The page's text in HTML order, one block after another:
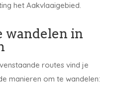
het Aakvlaaigebied.
wandelen in
routes vind je
manieren om te wandelen: